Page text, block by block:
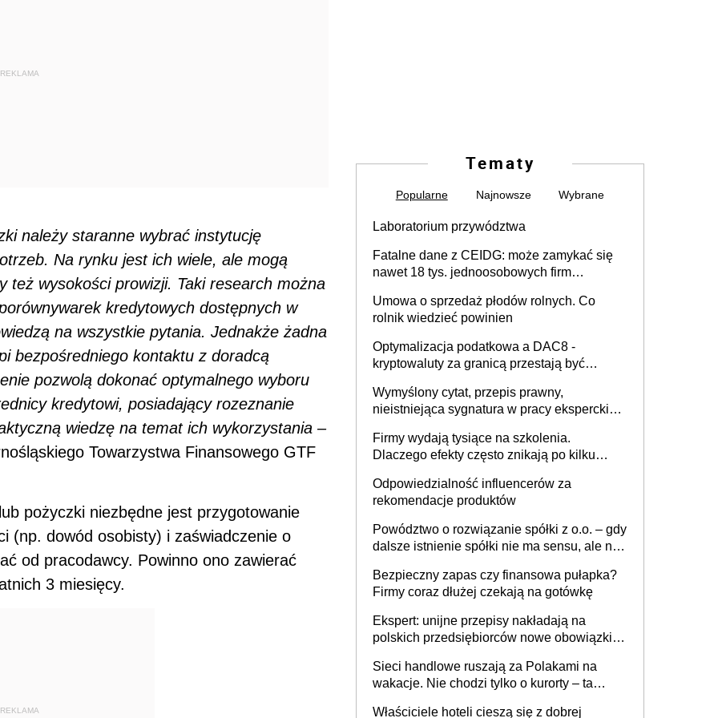
REKLAMA
należy staranne wybrać instytucję
Na rynku jest ich wiele, ale mogą
też wysokości prowizji. Taki research można
kredytowych dostępnych w
na wszystkie pytania. Jednakże żadna
bezpośredniego kontaktu z doradcą
pozwolą dokonać optymalnego wyboru
kredytowi, posiadający rozeznanie
wiedzę na temat ich wykorzystania –
Towarzystwa Finansowego GTF
pożyczki niezbędne jest przygotowanie
(np. dowód osobisty) i zaświadczenie o
od pracodawcy. Powinno ono zawierać
3 miesięcy.
REKLAMA
Tematy
Popularne Najnowsze Wybrane
Laboratorium przywództwa
Fatalne dane z CEIDG: może zamykać się
nawet 18 tys. jednoosobowych firm
Umowa o sprzedaż płodów rolnych. Co
rolnik wiedzieć powinien
Optymalizacja podatkowa a DAC8 -
kryptowaluty za granicą przestają być
Wymyślony cytat, przepis prawny,
nieistniejąca sygnatura w pracy eksperckiej -
firmie
Firmy wydają tysiące na szkolenia.
Dlaczego efekty często znikają po kilku
Odpowiedzialność influencerów za
rekomendacje produktów
Powództwo o rozwiązanie spółki z o.o. – gdy
dalsze istnienie spółki nie ma sensu, ale nie
Bezpieczny zapas czy finansowa pułapka?
Firmy coraz dłużej czekają na gotówkę
Ekspert: unijne przepisy nakładają na
polskich przedsiębiorców nowe obowiązki w
Sieci handlowe ruszają za Polakami na
wakacje. Nie chodzi tylko o kurorty – ta
Właściciele hoteli cieszą się z dobrej